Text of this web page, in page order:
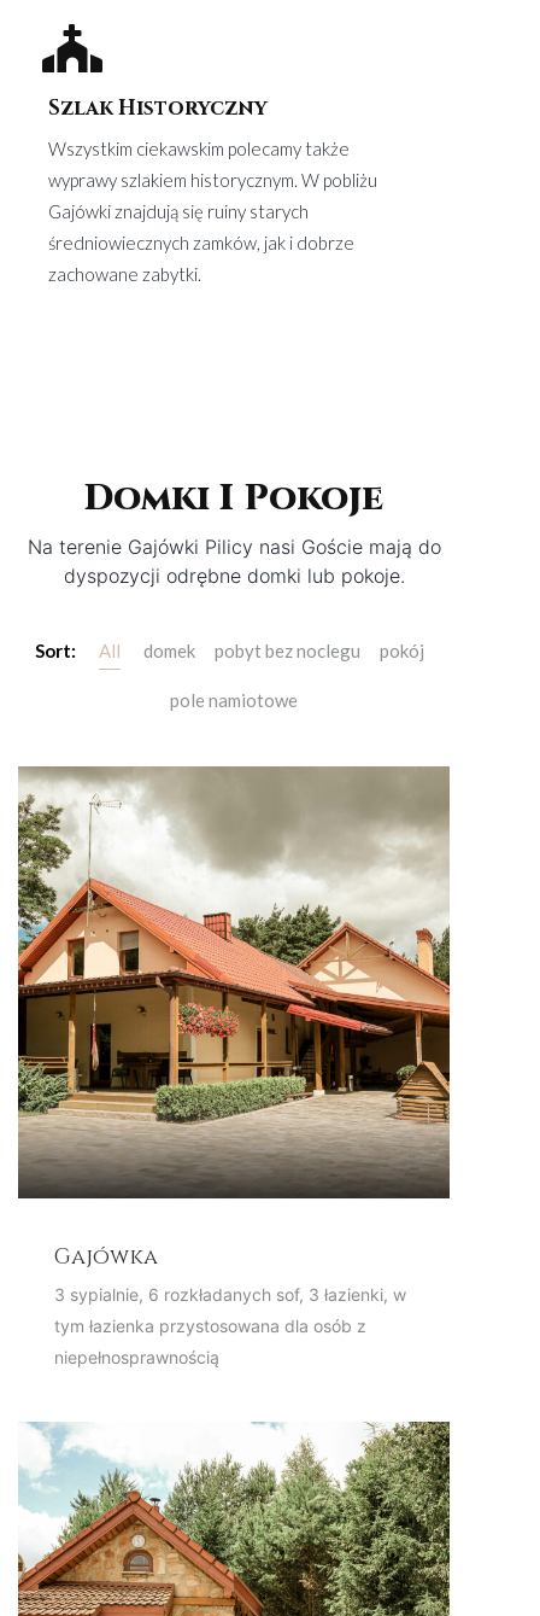
Szlak Historyczny
Wszystkim ciekawskim polecamy także
wyprawy szlakiem historycznym. W pobliżu
Gajówki znajdują się ruiny starych
średniowiecznych zamków, jak i dobrze
zachowane zabytki.
Domki I Pokoje
Na terenie Gajówki Pilicy nasi Goście mają do
dyspozycji odrębne domki lub pokoje.
Sort: All domek pobyt bez noclegu pokój
pole namiotowe
Gajówka
3 sypialnie, 6 rozkładanych sof, 3 łazienki, w
tym łazienka przystosowana dla osób z
niepełnosprawnością